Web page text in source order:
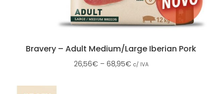
Bravery – Adult Medium/Large Iberian Pork
26,56€ – 68,95€ c/ IVA